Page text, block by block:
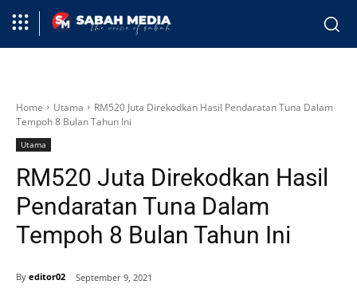
Home Utama
RM520 Juta Direkodkan Hasil Pendaratan Tuna Dalam
Tempoh 8 Bulan Tahun Ini
Utama
RM520 Juta Direkodkan Hasil
Pendaratan Tuna Dalam
Tempoh 8 Bulan Tahun Ini
By editor02 September 9, 2021